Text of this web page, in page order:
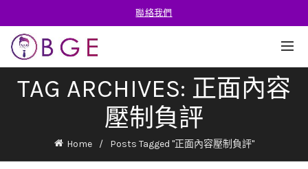
聯絡我們
TAG ARCHIVES: 正面內容
壓制負評
Home Posts Tagged "正面內容壓制負評"